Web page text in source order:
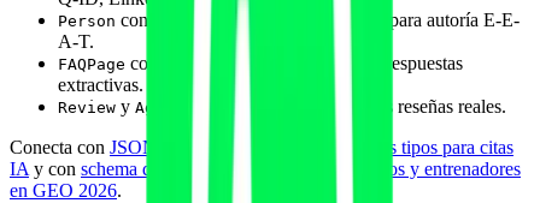
Person con ,
para autoría E-E-
A-T.
FAQPage con preguntas reales del cliente y respuestas
extractivas.
Review y AggregateRating
cuando tengas reseñas reales.
Conecta con JSON-LD schema stacking: múltiples tipos para citas
IA y con schema datos estructurados para gimnasios y entrenadores
en GEO 2026.